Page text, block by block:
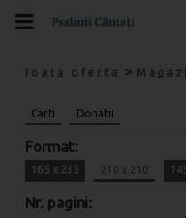
Toata oferta >
Carti Donatii
Format:
165 x 235 210 x 210
Nr. pagini: